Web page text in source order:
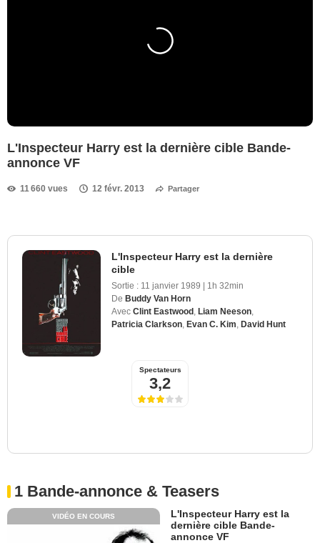
L'Inspecteur Harry est la dernière cible Bande-
annonce VF
11 660 vues 12 févr. 2013 Partager
L'Inspecteur Harry est la dernière
cible
Sortie : 11 janvier 1989 | 1h 32min
De Buddy Van Horn
Avec Clint Eastwood Liam Neeson
Patricia Clarkson Evan C. Kim David Hunt
Spectateurs
3,2
1 Bande-annonce & Teasers
VIDÉO EN COURS
L'Inspecteur Harry est la
dernière cible Bande-
annonce VF